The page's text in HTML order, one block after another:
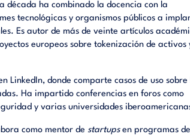
década ha combinado la docencia con la
tecnológicas y organismos públicos a
Es autor de más de veinte artículos
europeos sobre tokenización de activos
LinkedIn, donde comparte casos de uso sobre
Ha impartido conferencias en foros como
y varias universidades
como mentor de startupsen programas de